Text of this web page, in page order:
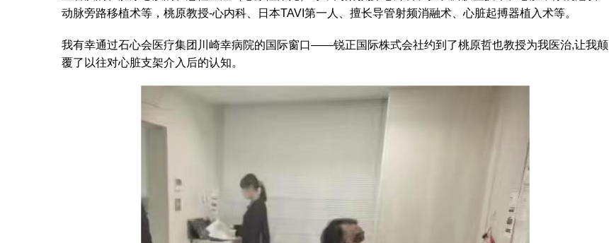
动脉旁路移植术等，桃原教授-心内科、日本TAVI第一人、擅长导管射频消融术、心脏起搏器植入术等。
我有幸通过石心会医疗集团川崎幸病院的国际窗口——锐正国际株式会社约到了桃原哲也教授为我医治,让我颠
覆了以往对心脏支架介入后的认知。